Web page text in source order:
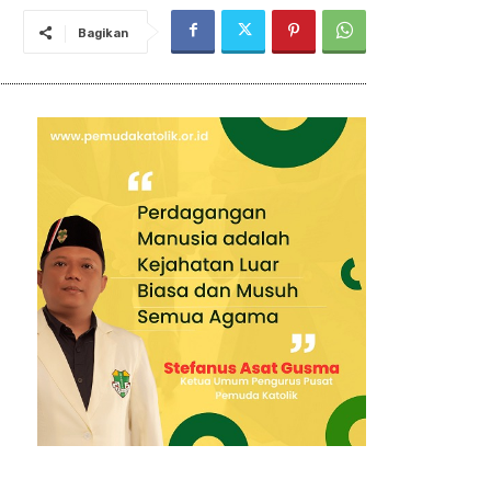
Bagikan